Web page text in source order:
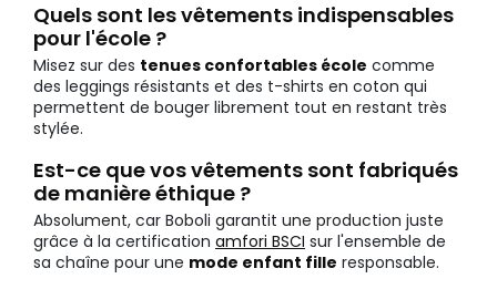
Quels sont les vêtements indispensables
pour l'école ?
Misez sur des tenues confortables école comme
des leggings résistants et des t-shirts en coton qui
permettent de bouger librement tout en restant très
stylée.
Est-ce que vos vêtements sont fabriqués
de manière éthique ?
Absolument, car Boboli garantit une production juste
grâce à la certification amfori BSCI sur l'ensemble de
sa chaîne pour une mode enfant fille responsable.